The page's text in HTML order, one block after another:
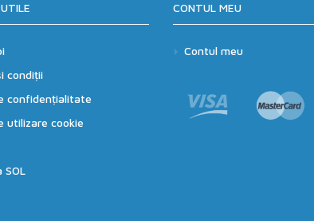
condiții
confidențialitate
utilizare cookie
SOL
CONTUL MEU
Contul meu